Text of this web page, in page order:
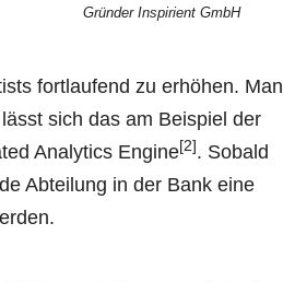
Grün­der Inspi­ri­ent GmbH
fort­lau­fend zu erhö­hen. Man
sich das am Bei­spiel der
Ana­ly­tics Engi­ne[2] . Sobald
Abtei­lung in der Bank eine